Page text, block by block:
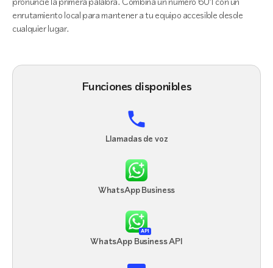
enrutamiento local para mantener a tu equipo accesible desde
cualquier lugar.
Funciones disponibles
Llamadas de voz
WhatsApp Business
API
WhatsApp Business API